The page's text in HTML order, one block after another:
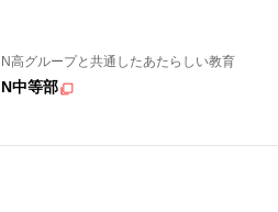
N高グループと共通したあたらしい教育
N中等部